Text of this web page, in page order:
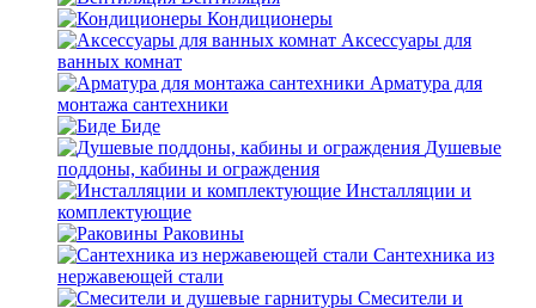
Кондиционеры
Аксессуары для
ванных комнат
Арматура для
монтажа сантехники
Биде
Душевые
поддоны, кабины и ограждения
Инсталляции и
комплектующие
Раковины
Сантехника из
нержавеющей стали
Смесители и